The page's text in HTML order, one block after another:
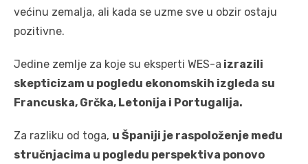
većinu zemalja, ali kada se uzme sve u obzir ostaju
pozitivne.
Jedine zemlje za koje su eksperti WES-a izrazili
skepticizam u pogledu ekonomskih izgleda su
Francuska, Grčka, Letonija i Portugalija.
Za razliku od toga, u Španiji je raspoloženje među
stručnjacima u pogledu perspektiva ponovo